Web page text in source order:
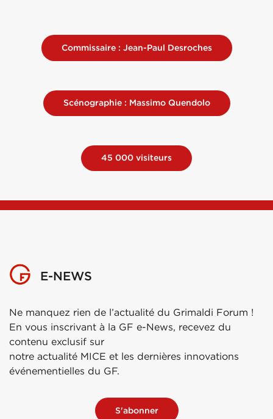
Commissaire : Jean-Paul Desroches
Scénographie : Massimo Quendolo
45 000 visiteurs
E-NEWS
Ne manquez rien de l’actualité du Grimaldi Forum !
En vous inscrivant à la GF e-News, recevez du
contenu exclusif sur
notre actualité MICE et les dernières innovations
événementielles du GF.
S'abonner